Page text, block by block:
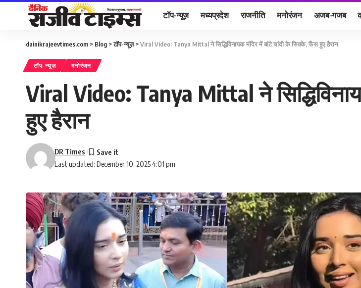
टॉप-न्यूज़ मध्यप्रदेश राजनीति मनोरंजन अजब-गजब
dainikrajeevtimes.com > Blog >टॉप-न्यूज़>Viral Video: Tanya Mittal ने सिद्धिविनायक मंदिर में बांटे चांदी के सिक्के, फैंस हुए हैरान
टॉप-न्यूज़ मनोरंजन
Viral Video: Tanya Mittal ने
हुए हैरान
Last updated: December 10, 2025 4:01 pm
DR Times